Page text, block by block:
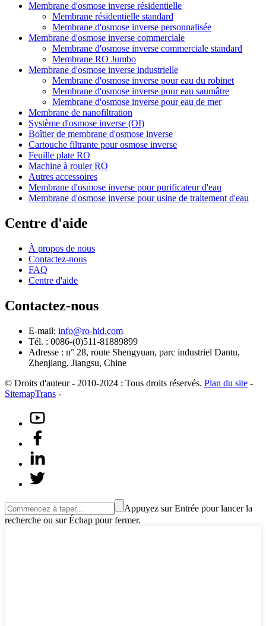
Membrane d'osmose inverse résidentielle
Membrane résidentielle standard
Membrane d'osmose inverse personnalisée
Membrane d'osmose inverse commerciale
Membrane d'osmose inverse commerciale standard
Membrane RO Jumbo
Membrane d'osmose inverse industrielle
Membrane d'osmose inverse pour eau du robinet
Membrane d'osmose inverse pour eau saumâtre
Membrane d'osmose inverse pour eau de mer
Membrane de nanofiltration
Système d'osmose inverse (OI)
Boîtier de membrane d'osmose inverse
Cartouche filtrante pour osmose inverse
Feuille plate RO
Machine à rouler RO
Autres accessoires
Membrane d'osmose inverse pour purificateur d'eau
Membrane d'osmose inverse pour usine de traitement d'eau
Centre d'aide
À propos de nous
Contactez-nous
FAQ
Centre d'aide
Contactez-nous
E-mail: info@ro-hid.com
Tél. : 0086-(0)511-81889899
Adresse : n° 28, route Shengyuan, parc industriel Dantu,
Zhenjiang, Jiangsu, Chine
© Droits d'auteur - 2010-2024 : Tous droits réservés. Plan du site -
SitemapTrans -
Appuyez sur Entrée pour lancer la
recherche ou sur Échap pour fermer.